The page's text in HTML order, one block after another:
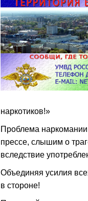
наркотиков!»
Проблема
прессе, слышим о
вследствие
Объединяя усилия
в стороне!